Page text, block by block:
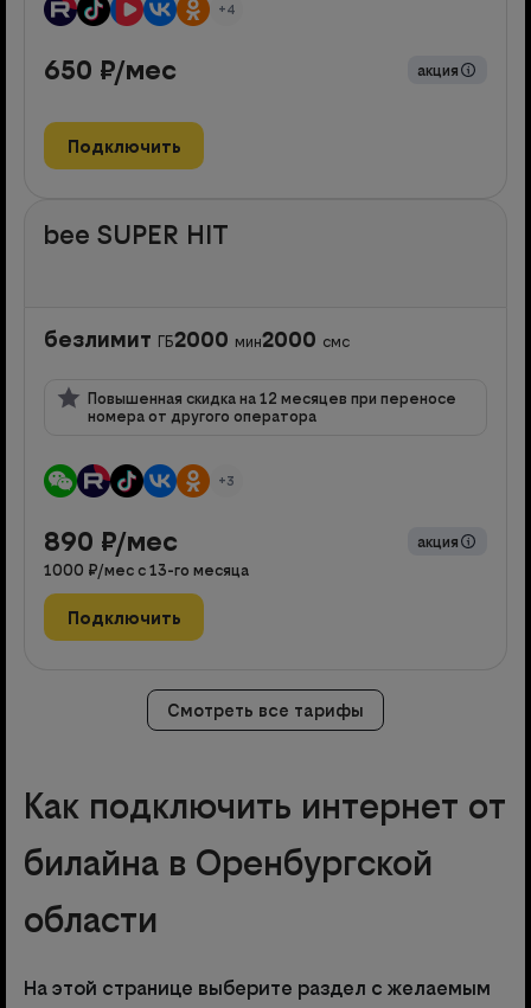
+4
650 ₽/мес акция
Подключить
bee SUPER HIT
безлимит ГБ2000 мин2000 смс
Повышенная скидка на 12 месяцев при переносе
номера от другого оператора
+3
890 ₽/мес
акция
1000 ₽/мес с 13-го месяца
Подключить
Смотреть все тарифы
Как подключить интернет от
билайна в Оренбургской
области
На этой странице выберите раздел с желаемым